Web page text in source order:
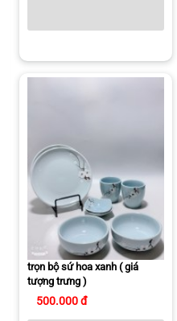
trọn bộ sứ hoa xanh ( giá
tượng trưng )
500.000 đ